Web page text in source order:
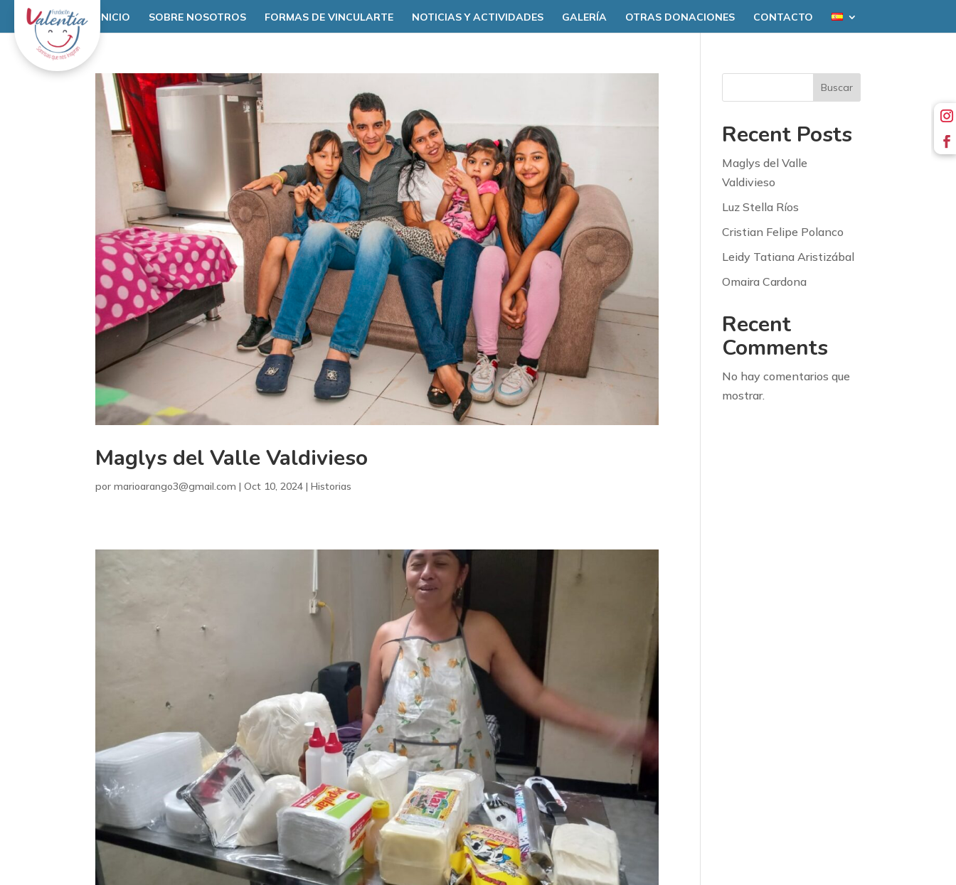
INICIO SOBRE NOSOTROS FORMAS DE VINCULARTE NOTICIAS Y ACTIVIDADES GALERÍA OTRAS DONACIONES CONTACTO
Maglys del Valle Valdivieso
pormarioarango3@gmail.com |Oct 10, 2024 |Historias
Buscar
Recent Posts
Maglys del Valle
Valdivieso
Luz Stella Ríos
Cristian Felipe Polanco
Leidy Tatiana Aristizábal
Omaira Cardona
Recent
Comments
No hay comentarios que
mostrar.